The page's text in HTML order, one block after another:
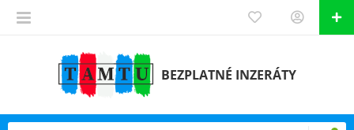
BEZPLATNÉ INZERÁTY